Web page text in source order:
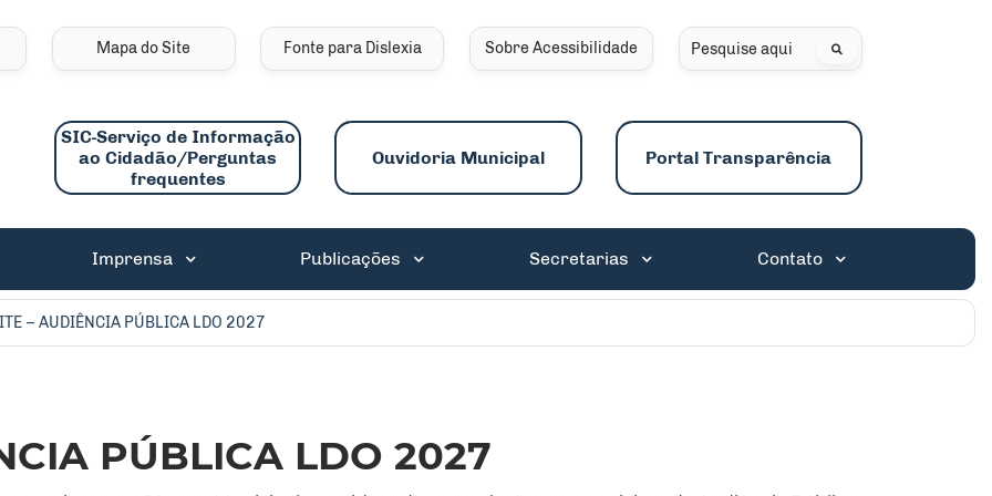
de acessibilidade
Mapa do Site Fonte para Dislexia Sobre Acessibilidade
Pesquisar
SIC-Serviço de Informação
ao Cidadão/Perguntas
frequentes
Ouvidoria Municipal Portal Transparência
Imprensa Publicações Secretarias Contato
– AUDIÊNCIA PÚBLICA LDO 2027
PÚBLICA LDO 2027